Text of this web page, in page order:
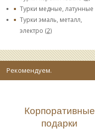
Турки медные, латунные
Турки эмаль, металл,
электро (2)
Рекомендуем.
Корпоративные
подарки